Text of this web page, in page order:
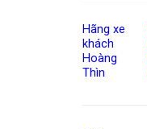
Hãng xe
khách
Hoàng
Thìn